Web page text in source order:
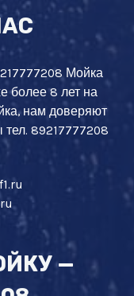
Мойка
более 8 лет на
нам доверяют
89217777208
—